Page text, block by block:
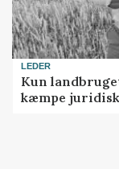
LEDER
Kun
kæmpe